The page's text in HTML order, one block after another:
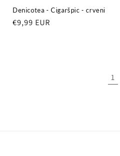
Denicotea - Cigaršpic - crveni
Redovna
€9,99 EUR
1